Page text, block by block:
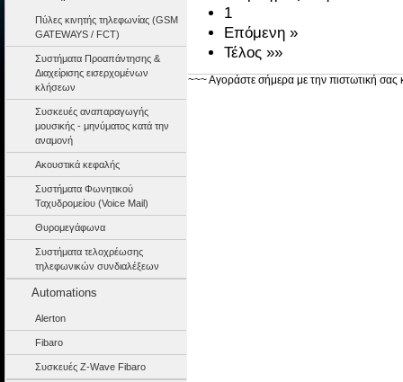
1
Επόμενη »
Τέλος »»
~~~ Αγοράστε σήμερα με την πιστωτική
Πύλες κινητής τηλεφωνίας (GSM
GATEWAYS / FCT)
Συστήματα Προαπάντησης &
Διαχείρισης εισερχομένων
κλήσεων
Συσκευές αναπαραγωγής
μουσικής - μηνύματος κατά την
αναμονή
Ακουστικά κεφαλής
Συστήματα Φωνητικού
Ταχυδρομείου (Voice Mail)
Θυρομεγάφωνα
Συστήματα τελοχρέωσης
τηλεφωνικών συνδιαλέξεων
Automations
Alerton
Fibaro
Συσκευές Z-Wave Fibaro